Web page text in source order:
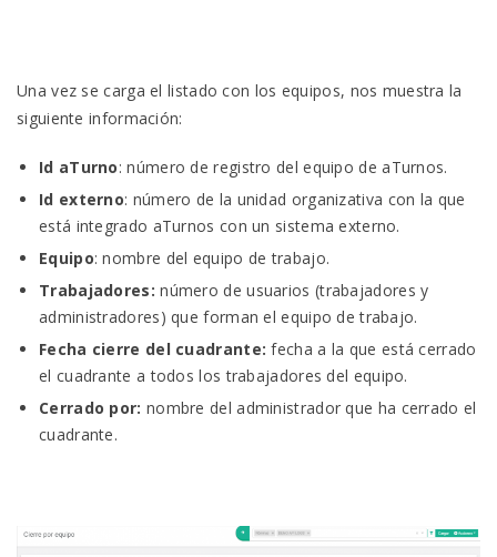
Una vez se carga el listado con los equipos, nos muestra la
siguiente información:
Id aTurno: número de registro del equipo de aTurnos.
Id externo: número de la unidad organizativa con la que
está integrado aTurnos con un sistema externo.
Equipo: nombre del equipo de trabajo.
Trabajadores: número de usuarios (trabajadores y
administradores) que forman el equipo de trabajo.
Fecha cierre del cuadrante: fecha a la que está cerrado
el cuadrante a todos los trabajadores del equipo.
Cerrado por: nombre del administrador que ha cerrado el
cuadrante.